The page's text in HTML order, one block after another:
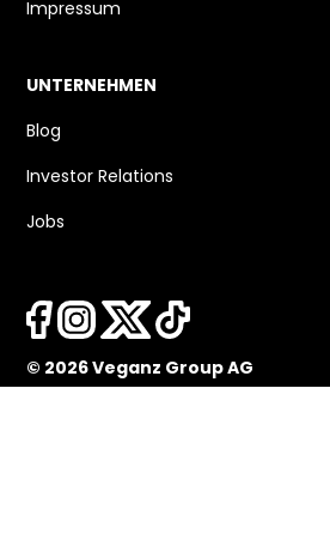
Impressum
UNTERNEHMEN
Blog
Investor Relations
Jobs
© 2026 Veganz Group AG